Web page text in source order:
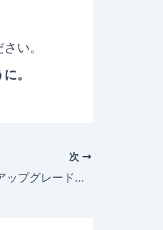
い。
。
次
直感がフライトのアップグレードを知らせてきた話